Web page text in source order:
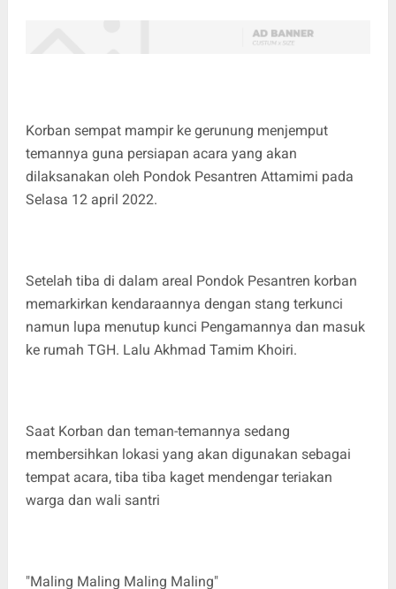
Korban sempat mampir ke gerunung menjemput
temannya guna persiapan acara yang akan
dilaksanakan oleh Pondok Pesantren Attamimi pada
Selasa 12 april 2022.
Setelah tiba di dalam areal Pondok Pesantren korban
memarkirkan kendaraannya dengan stang terkunci
namun lupa menutup kunci Pengamannya dan masuk
ke rumah TGH. Lalu Akhmad Tamim Khoiri.
Saat Korban dan teman-temannya sedang
membersihkan lokasi yang akan digunakan sebagai
tempat acara, tiba tiba kaget mendengar teriakan
warga dan wali santri
"Maling Maling Maling Maling"